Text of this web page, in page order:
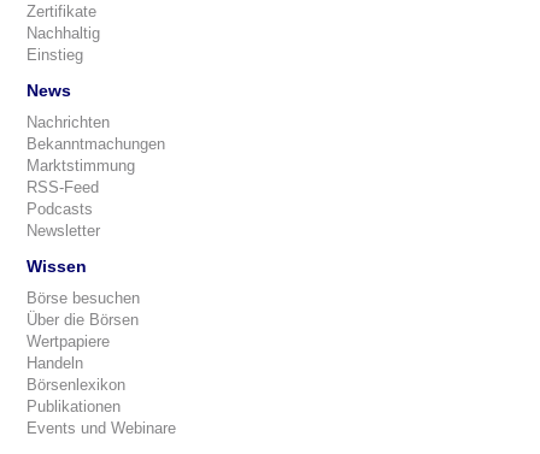
Zertifikate
Nachhaltig
Einstieg
News
Nachrichten
Bekanntmachungen
Marktstimmung
RSS-Feed
Podcasts
Newsletter
Wissen
Börse besuchen
Über die Börsen
Wertpapiere
Handeln
Börsenlexikon
Publikationen
Events und Webinare